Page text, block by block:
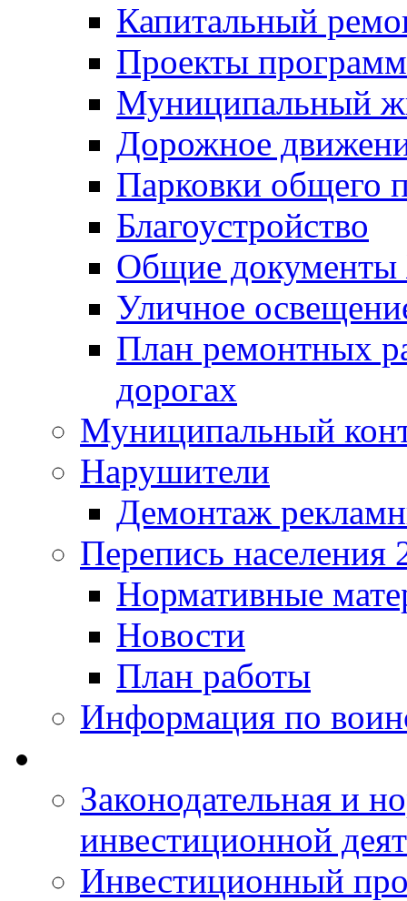
Капитальный
Проекты программ
Муниципальный
Дорожное
Парковки общего
Благоустройство
Общие
Уличное
План ремонтных
дорогах
Муниципальный
Нарушители
Демонтаж
Перепись населения
Нормативные
Новости
План работы
Информация по
Законодательная и
инвестиционной
Инвестиционный